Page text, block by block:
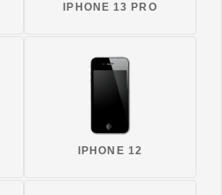
IPHONE 13 PRO
IPHONE 12